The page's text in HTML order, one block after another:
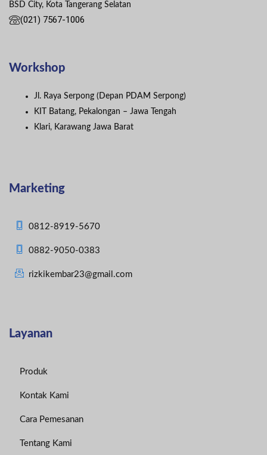
BSD City, Kota Tangerang Selatan
(021) 7567-1006
Workshop
Jl. Raya Serpong (Depan PDAM Serpong)
KIT Batang, Pekalongan – Jawa Tengah
Klari, Karawang Jawa Barat
Marketing
0812-8919-5670
0882-9050-0383
rizkikembar23@gmail.com
Layanan
Produk
Kontak Kami
Cara Pemesanan
Tentang Kami